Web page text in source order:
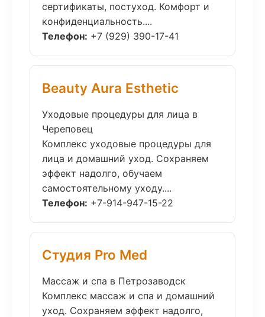
сертификаты, постуход. Комфорт и
конфиденциальность....
Телефон: +7 (929) 390-17-41
Beauty Aura Esthetic
Уходовые процедуры для лица в
Череповец
Комплекс уходовые процедуры для
лица и домашний уход. Сохраняем
эффект надолго, обучаем
самостоятельному уходу....
Телефон: +7-914-947-15-22
Студия Pro Med
Массаж и спа в Петрозаводск
Комплекс массаж и спа и домашний
уход. Сохраняем эффект надолго,